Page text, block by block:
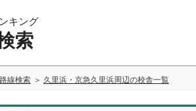
キング
索
線検索 久里浜・京急久里浜周辺の校舎一覧